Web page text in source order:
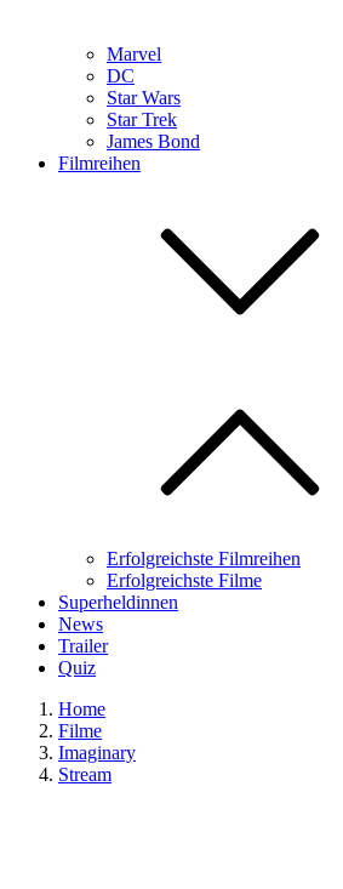
Marvel
DC
Star Wars
Star Trek
James Bond
Filmreihen
Erfolgreichste Filmreihen
Erfolgreichste Filme
Superheldinnen
News
Trailer
Quiz
Home
Filme
Imaginary
Stream